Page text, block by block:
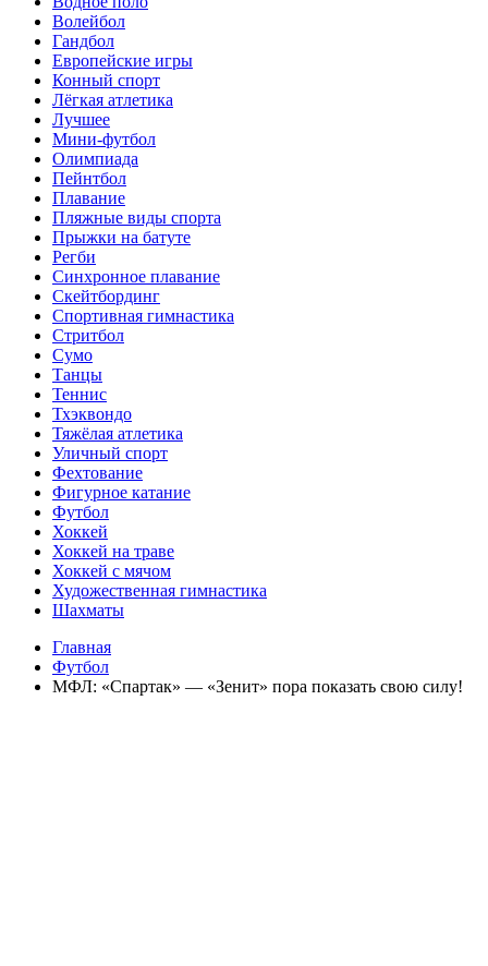
Волейбол
Гандбол
Европейские игры
Конный спорт
Лёгкая атлетика
Лучшее
Мини-футбол
Олимпиада
Пейнтбол
Плавание
Пляжные виды спорта
Прыжки на батуте
Регби
Синхронное плавание
Скейтбординг
Спортивная гимнастика
Стритбол
Сумо
Танцы
Теннис
Тхэквондо
Тяжёлая атлетика
Уличный спорт
Фехтование
Фигурное катание
Футбол
Хоккей
Хоккей на траве
Хоккей с мячом
Художественная гимнастика
Шахматы
Главная
Футбол
МФЛ: «Спартак» — «Зенит» пора показать свою силу!